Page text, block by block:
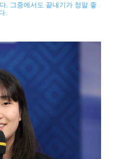
. 그중에서도 끝내기가 정말 좋
.